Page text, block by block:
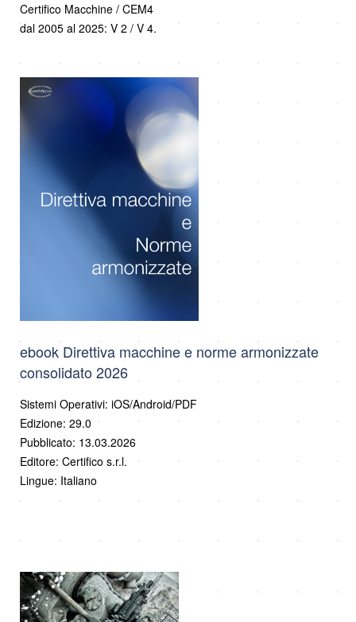
Certifico Macchine / CEM4
dal 2005 al 2025: V 2 / V 4.
ebook Direttiva macchine e norme armonizzate
consolidato 2026
Sistemi Operativi: iOS/Android/PDF
Edizione: 29.0
Pubblicato: 13.03.2026
Editore: Certifico s.r.l.
Lingue: Italiano